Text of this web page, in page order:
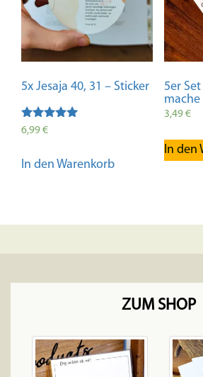
5x Jesaja 40, 31 – Sticker
Bewertet mit
5.00
6,99€
In den Warenkorb
5er
mache
3,49€
In den
ZUM SHOP